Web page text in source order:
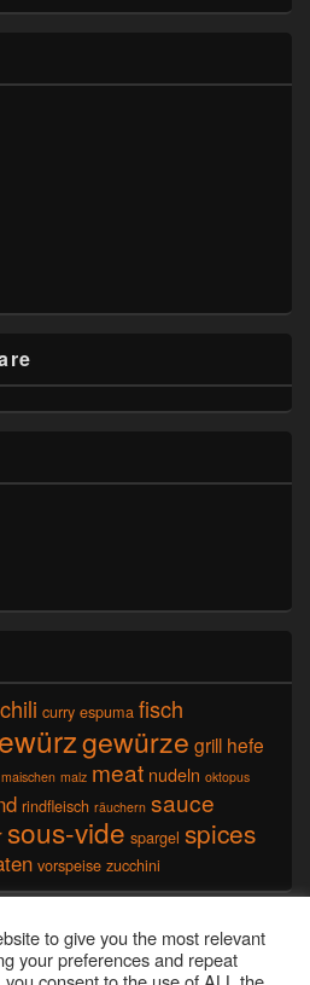
chili curry espuma fisch
gewürze grill hefe
maischen malz meat nudeln oktopus
rindfleisch räuchern sauce
sous-vide spargel spices
vorspeise zucchini
Menü
to give you the most relevant
your preferences and repeat